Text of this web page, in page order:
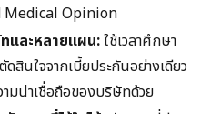
Medical Opinion
และหลายแผน:ใช้เวลาศึกษา
ดสินใจจากเบี้ยประกันอย่างเดียว
มน่าเชื่อถือของบริษัทด้วย